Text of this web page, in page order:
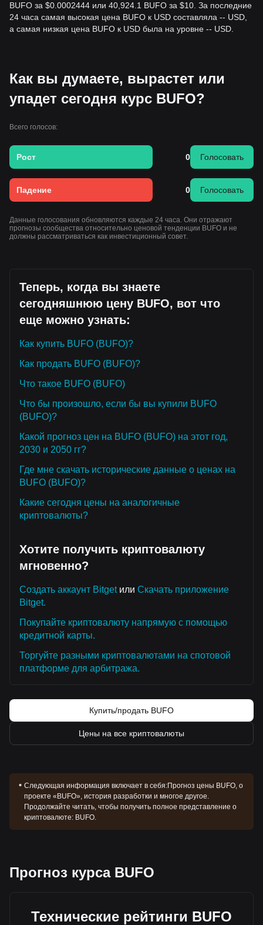
BUFO за $0.0002444 или 40,924.1 BUFO за $10. За последние
24 часа самая высокая цена BUFO к USD составляла -- USD,
а самая низкая цена BUFO к USD была на уровне -- USD.
Как вы думаете, вырастет или
упадет сегодня курс BUFO?
Всего голосов:
Рост 0 Голосовать
Падение 0 Голосовать
Данные голосования обновляются каждые 24 часа. Они отражают
прогнозы сообщества относительно ценовой тенденции BUFO и не
должны рассматриваться как инвестиционный совет.
Теперь, когда вы знаете
сегодняшнюю цену BUFO, вот что
еще можно узнать:
Как купить BUFO (BUFO)?
Как продать BUFO (BUFO)?
Что такое BUFO (BUFO)
Что бы произошло, если бы вы купили BUFO
(BUFO)?
Какой прогноз цен на BUFO (BUFO) на этот год,
2030 и 2050 гг?
Где мне скачать исторические данные о ценах на
BUFO (BUFO)?
Какие сегодня цены на аналогичные
криптовалюты?
Хотите получить криптовалюту
мгновенно?
Создать аккаунт Bitgetили Скачать приложение
Bitget.
Покупайте криптовалюту напрямую с помощью
кредитной карты.
Торгуйте разными криптовалютами на спотовой
платформе для арбитража.
Купить/продать BUFO
Цены на все криптовалюты
Следующая информация включает в себя:Прогноз цены BUFO, о
проекте «BUFO», история разработки и многое другое.
Продолжайте читать, чтобы получить полное представление о
криптовалюте: BUFO.
Прогноз курса BUFO
Технические рейтинги BUFO